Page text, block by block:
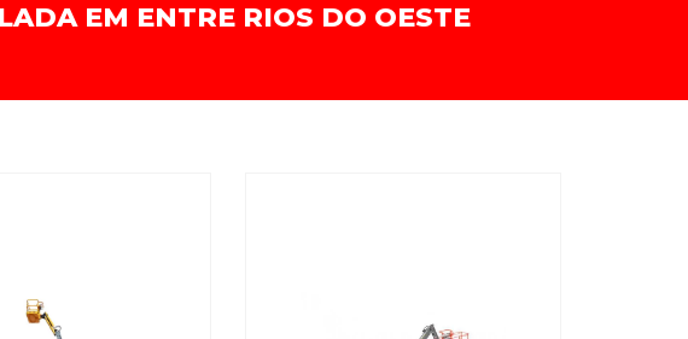
EM ENTRE RIOS DO OESTE